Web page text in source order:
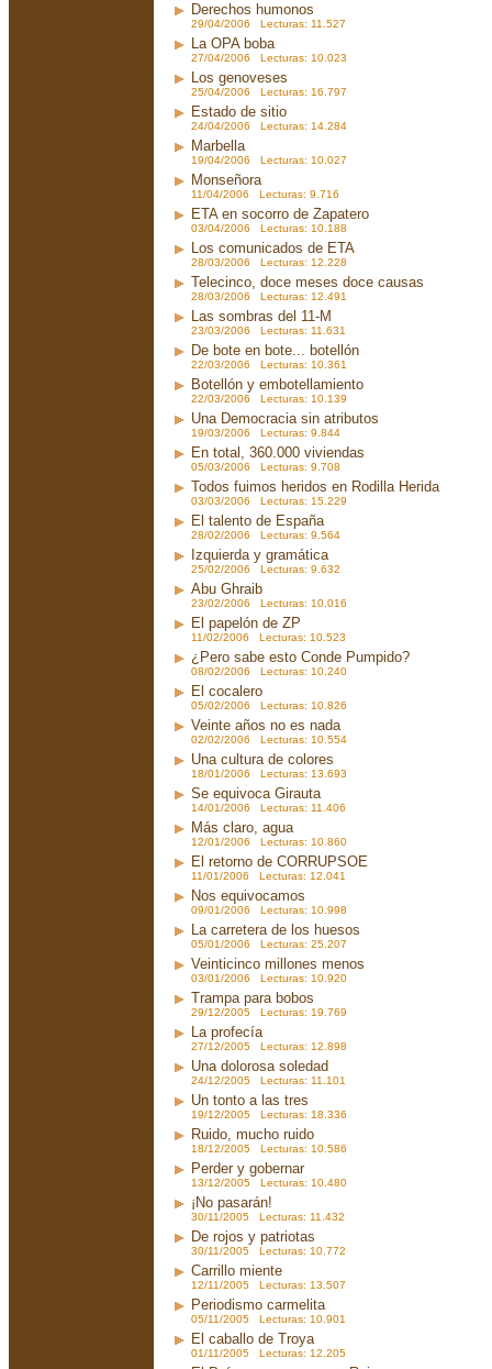
Derechos humonos
29/04/2006 Lecturas: 11.527
La OPA boba
27/04/2006 Lecturas: 10.023
Los genoveses
25/04/2006 Lecturas: 16.797
Estado de sitio
24/04/2006 Lecturas: 14.284
Marbella
19/04/2006 Lecturas: 10.027
Monseñora
11/04/2006 Lecturas: 9.716
ETA en socorro de Zapatero
03/04/2006 Lecturas: 10.188
Los comunicados de ETA
28/03/2006 Lecturas: 12.228
Telecinco, doce meses doce causas
28/03/2006 Lecturas: 12.491
Las sombras del 11-M
23/03/2006 Lecturas: 11.631
De bote en bote... botellón
22/03/2006 Lecturas: 10.361
Botellón y embotellamiento
22/03/2006 Lecturas: 10.139
Una Democracia sin atributos
19/03/2006 Lecturas: 9.844
En total, 360.000 viviendas
05/03/2006 Lecturas: 9.708
Todos fuimos heridos en Rodilla Herida
03/03/2006 Lecturas: 15.229
El talento de España
28/02/2006 Lecturas: 9.564
Izquierda y gramática
25/02/2006 Lecturas: 9.632
Abu Ghraib
23/02/2006 Lecturas: 10.016
El papelón de ZP
11/02/2006 Lecturas: 10.523
¿Pero sabe esto Conde Pumpido?
08/02/2006 Lecturas: 10.240
El cocalero
05/02/2006 Lecturas: 10.826
Veinte años no es nada
02/02/2006 Lecturas: 10.554
Una cultura de colores
18/01/2006 Lecturas: 13.693
Se equivoca Girauta
14/01/2006 Lecturas: 11.406
Más claro, agua
12/01/2006 Lecturas: 10.860
El retorno de CORRUPSOE
11/01/2006 Lecturas: 12.041
Nos equivocamos
09/01/2006 Lecturas: 10.998
La carretera de los huesos
05/01/2006 Lecturas: 25.207
Veinticinco millones menos
03/01/2006 Lecturas: 10.920
Trampa para bobos
29/12/2005 Lecturas: 19.769
La profecía
27/12/2005 Lecturas: 12.898
Una dolorosa soledad
24/12/2005 Lecturas: 11.101
Un tonto a las tres
19/12/2005 Lecturas: 18.336
Ruido, mucho ruido
18/12/2005 Lecturas: 10.586
Perder y gobernar
13/12/2005 Lecturas: 10.480
¡No pasarán!
30/11/2005 Lecturas: 11.432
De rojos y patriotas
30/11/2005 Lecturas: 10.772
Carrillo miente
12/11/2005 Lecturas: 13.507
Periodismo carmelita
05/11/2005 Lecturas: 10.901
El caballo de Troya
01/11/2005 Lecturas: 12.205